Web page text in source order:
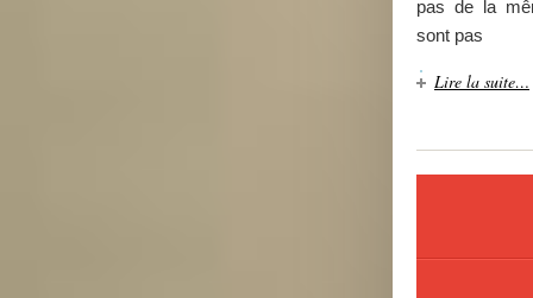
pas de la
sont pas
Lire la suite…